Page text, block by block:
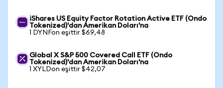
iShares US Equity Factor Rotation Active ETF (Ondo
Tokenized)'dan Amerikan Doları'na
1 DYNFon eşittir $69,48
Global X S&P 500 Covered Call ETF (Ondo
Tokenized)'dan Amerikan Doları'na
1 XYLDon eşittir $42,07